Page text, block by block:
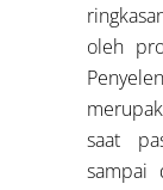
oleh
saat
sampai